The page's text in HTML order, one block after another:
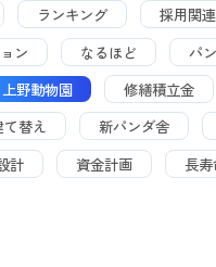
ランキング 採用関連
ン なるほど パ
上野動物園 修繕積立金
て替え 新パンダ舎
計 資金計画 長